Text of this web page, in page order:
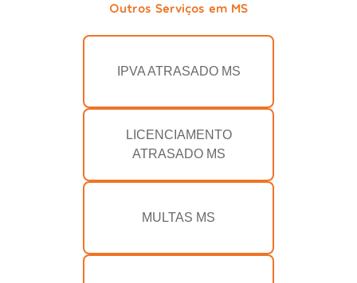
Outros Serviços em MS
IPVA ATRASADO MS
LICENCIAMENTO
ATRASADO MS
MULTAS MS